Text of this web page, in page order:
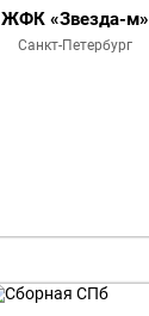
ЖФК «Звезда-м»
Санкт-Петербург